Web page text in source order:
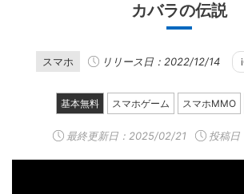
カバラの伝説
スマホ リリース日：2022/12/14
基本無料 スマホゲーム スマホMMO
最終更新日： 2025/02/21 投稿